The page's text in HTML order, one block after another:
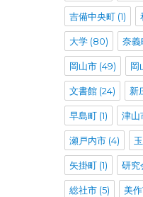
吉備中央町(1)
大学(80) 奈義
岡山市(49) 岡
文書館(24) 新
早島町(1) 津山
瀬戸内市(4)
矢掛町(1) 研究
総社市(5) 美